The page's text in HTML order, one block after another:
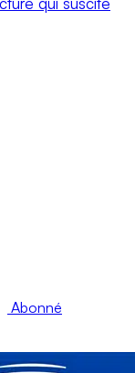
Abonné